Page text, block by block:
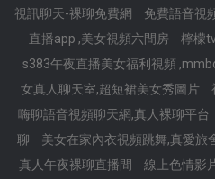
視訊聊天-裸聊免費網
免費語音視
直播app ,美女視頻六間房
檸檬
s383午夜直播美女福利視頻
女真人聊天室,超短裙美女秀圖片
嗨聊語音視頻聊天網,真人裸聊平台
聊
美女在家內衣視頻跳舞,真愛旅
真人午夜裸聊直播間
線上色情影